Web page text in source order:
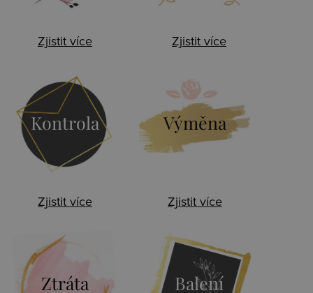
Zjistit více Zjistit více
Kontrola
Zjistit více
Výměna
Zjistit více
Ztráta Balení